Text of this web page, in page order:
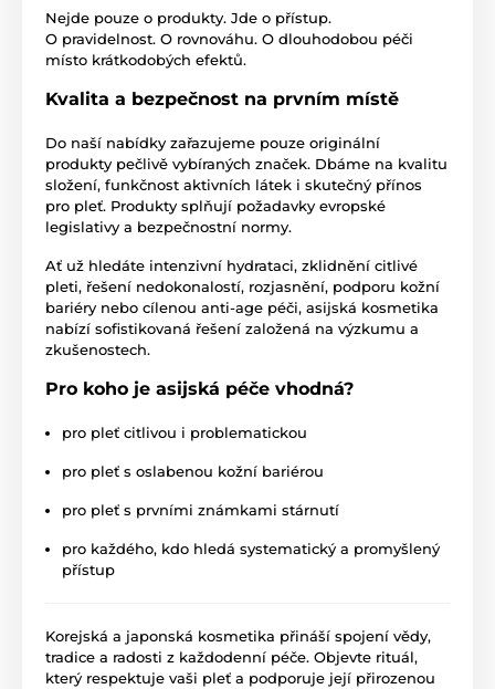
Nejde pouze o produkty. Jde o přístup.
O pravidelnost. O rovnováhu. O dlouhodobou péči
místo krátkodobých efektů.
Kvalita a bezpečnost na prvním místě
Do naší nabídky zařazujeme pouze originální
produkty pečlivě vybíraných značek. Dbáme na kvalitu
složení, funkčnost aktivních látek i skutečný přínos
pro pleť. Produkty splňují požadavky evropské
legislativy a bezpečnostní normy.
Ať už hledáte intenzivní hydrataci, zklidnění citlivé
pleti, řešení nedokonalostí, rozjasnění, podporu kožní
bariéry nebo cílenou anti-age péči, asijská kosmetika
nabízí sofistikovaná řešení založená na výzkumu a
zkušenostech.
Pro koho je asijská péče vhodná?
pro pleť citlivou i problematickou
pro pleť s oslabenou kožní bariérou
pro pleť s prvními známkami stárnutí
pro každého, kdo hledá systematický a promyšlený
přístup
Korejská a japonská kosmetika přináší spojení vědy,
tradice a radosti z každodenní péče. Objevte rituál,
který respektuje vaši pleť a podporuje její přirozenou